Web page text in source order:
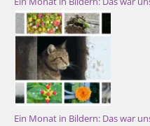
Ein Monat in Bildern: Das war